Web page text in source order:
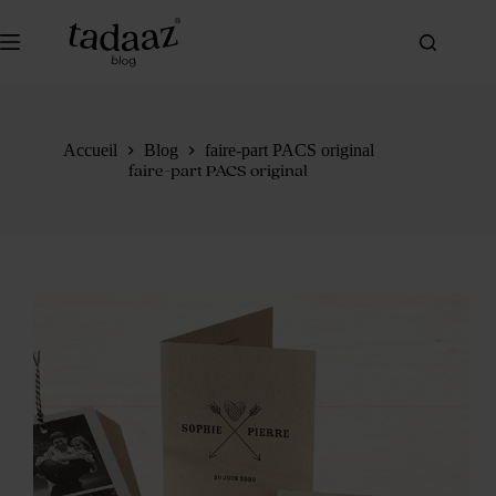
contenu
Accueil Blog
faire-part PACS original
faire-part PACS original